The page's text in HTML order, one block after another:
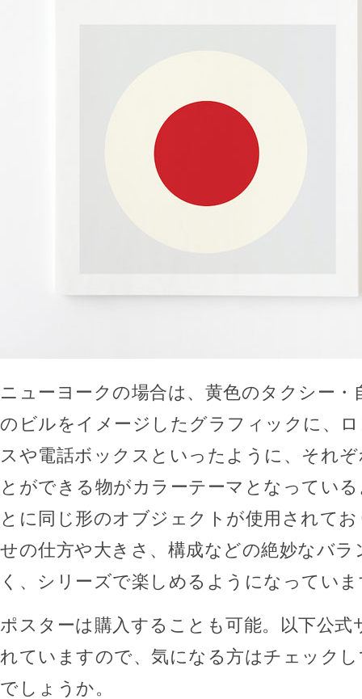
ニューヨークの場合は、黄色のタクシー・
のビルをイメージしたグラフィックに、
スや電話ボックスといったように、それ
とができる物がカラーテーマとなってい
とに同じ形のオブジェクトが使用されて
せの仕方や大きさ、構成などの絶妙なバラ
く、シリーズで楽しめるようになってい
ポスターは購入することも可能。以下公式
れていますので、気になる方はチェック
でしょうか。